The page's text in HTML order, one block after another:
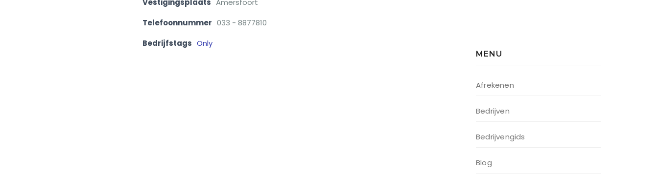
Vestigingsplaats Amersfoort
Telefoonnummer 033 - 8877810
Bedrijfstags Only
MENU
Afrekenen
Bedrijven
Bedrijvengids
Blog